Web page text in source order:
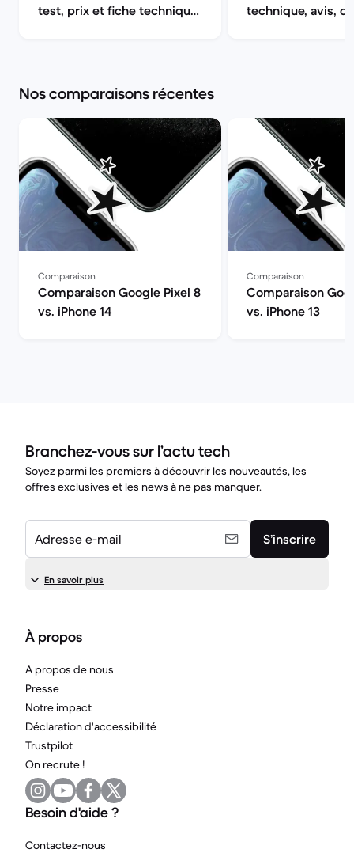
test, prix et fiche technique
technique, avis,
Nos comparaisons récentes
Comparaison
Comparaison Google Pixel 8
vs. iPhone 14
Comparaison
Comparaison
vs. iPhone 13
Branchez-vous sur l’actu tech
Soyez parmi les premiers à découvrir les nouveautés, les
offres exclusives et les news à ne pas manquer.
Adresse e-mail S’inscrire
En savoir plus
À propos
A propos de nous
Presse
Notre impact
Déclaration d'accessibilité
Trustpilot
On recrute !
Besoin d'aide ?
Contactez-nous